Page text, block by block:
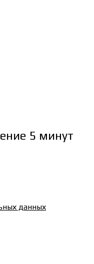
5 минут
данных